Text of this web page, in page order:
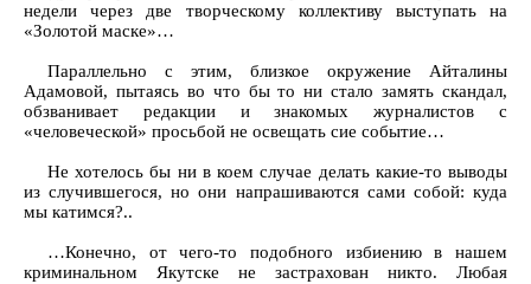
недели через две творческому коллективу выступать на
«Золотой маске»…
Параллельно с этим, близкое окружение Айталины
Адамовой, пытаясь во что бы то ни стало замять скандал,
обзванивает редакции и знакомых журналистов с
«человеческой» просьбой не освещать сие событие…
Не хотелось бы ни в коем случае делать какие-то выводы
из случившегося, но они напрашиваются сами собой: куда
мы катимся?..
…Конечно, от чего-то подобного избиению в нашем
криминальном Якутске не застрахован никто. Любая